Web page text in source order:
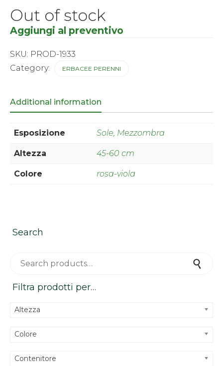
Out of stock
Aggiungi al preventivo
SKU: PROD-1933
Category:
ERBACEE PERENNI
Additional information
Esposizione Sole, Mezzombra
Altezza 45-60 cm
Colore rosa-viola
Search
Filtra prodotti per…
Altezza
Colore
Contenitore